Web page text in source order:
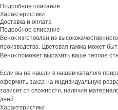
Подробное описание
Характеристики
Доставка и оплата
Подробное описание
Венок изготовлен из
производства. Цветовая гамма может
Венок поможет выразить ваше теплое
Если вы не нашли в нашем каталоге
оформить заказ на индивидуальную
зависит от сложности, наличия
дней.
Характеристики